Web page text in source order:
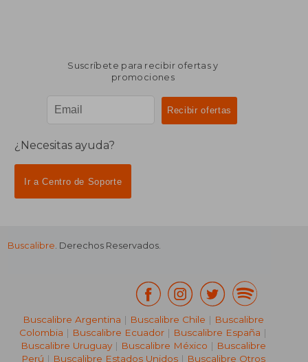
Suscríbete para recibir ofertas y
promociones
¿Necesitas ayuda?
Ir a Centro de Soporte
Buscalibre. Derechos Reservados.
Buscalibre Argentina | Buscalibre Chile | Buscalibre
Colombia | Buscalibre Ecuador | Buscalibre España |
Buscalibre Uruguay| Buscalibre México | Buscalibre
Perú | Buscalibre Estados Unidos| Buscalibre Otros